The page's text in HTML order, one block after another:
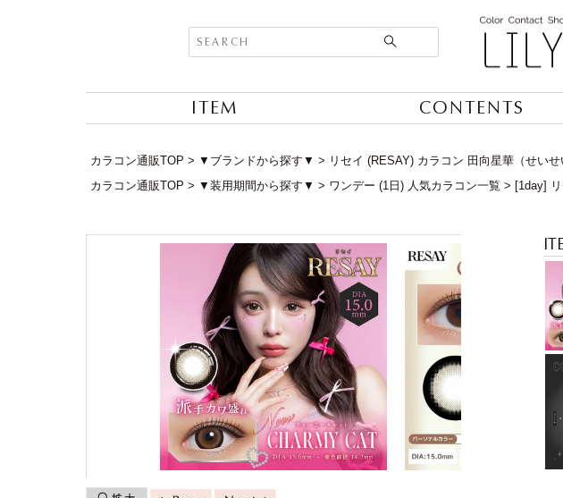
ITEM CONTENTS
カラコン通販TOP ▼ブランドから探す▼ リセイ (RESAY) カラコン 田向星華（せいせ
カラコン通販TOP
▼装用期間から探す▼ ワンデー (1日) 人気カラコン一覧 [1day]